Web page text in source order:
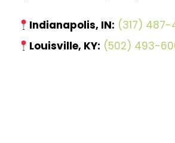
Indianapolis, IN: (317) 487-
Louisville, KY: (502) 493-